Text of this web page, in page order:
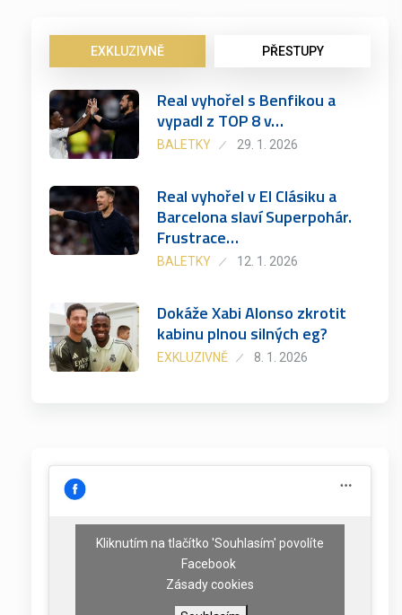
EXKLUZIVNĚ PŘESTUPY
Real vyhořel s Benfikou a
vypadl z TOP 8 v…
BALETKY 29. 1. 2026
Real vyhořel v El Clásiku a
Barcelona slaví Superpohár.
Frustrace…
BALETKY 12. 1. 2026
Dokáže Xabi Alonso zkrotit
kabinu plnou silných eg?
EXKLUZIVNĚ 8. 1. 2026
Kliknutím na tlačítko 'Souhlasím' povolíte
Facebook
Zásady cookies